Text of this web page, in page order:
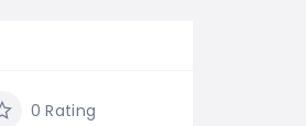
0 Rating